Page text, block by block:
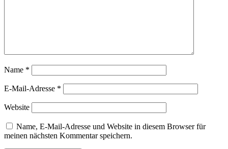
Name *
E-Mail-Adresse *
Website
Name, E-Mail-Adresse und Website in diesem Browser für
meinen nächsten Kommentar speichern.